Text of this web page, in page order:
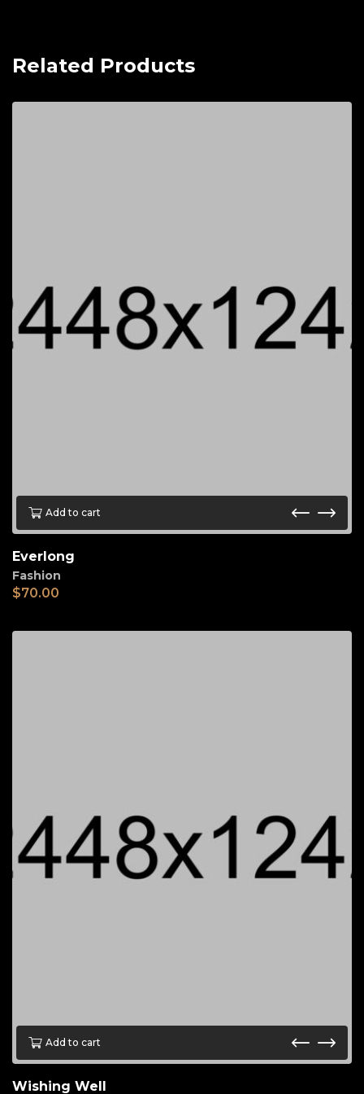
Related Products
Add to cart
Everlong
Fashion
$70.00
Add to cart
Wishing Well